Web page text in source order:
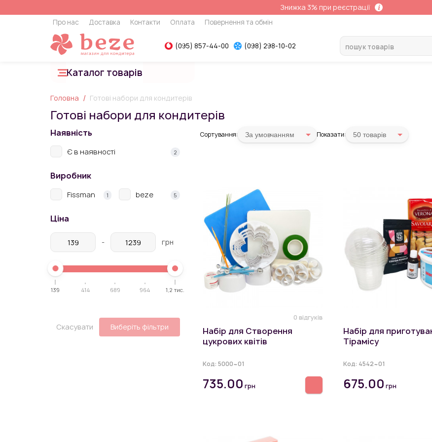
Знижка 3% при реєстрації
Про нас Доставка Контакти Оплата Повернення та обмін
(095) 857-44-00
(098) 298-10-02
Каталог товарів
Головна Готові набори для кондитерів
Готові набори для кондитерів
Наявність
Є в наявності 2
Виробник
Fissman 1 beze 5
Ціна
- грн
139 414 689 964 1,2 тис.
Скасувати Виберіть фільтри
Сортування: За умовчанням Показати: 50 товарiв
0 відгуків
Набір для Створення
цукрових квітів
Код: 5000~01
735.00 грн
Набір для
Тірамісу
Код: 4542~01
675.00 грн